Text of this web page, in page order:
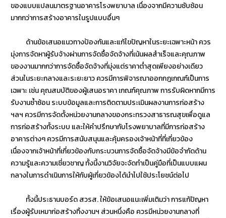
ของแบบแปลนมาตรฐานอาคารโรงพยาบาล เนื่องจากมีความซับซ้อน
มากกว่าการสร้างอาคารในรูปแบบอื่นๆ
ด้านข้อเสนอแนวทางป้องกันและแก้ไขปัญหาในระยะเฉพาะหน้า ควร
มุ่งการจัดหาผู้รับจ้างผ่านการจัดซื้อจัดจ้างที่เน้นผลสำเร็จและคุณภาพ
ของงานมากกว่าการจัดซื้อจัดจ้างที่มุ่งแต่ราคาต่ำสุดเพียงอย่างเดียว
ส่วนในระยะกลางและระยะยาว ควรมีการพิจารณาออกกฎเกณฑ์เป็นการ
เฉพาะ เช่น คุณสมบัติของผู้เสนอราคา เกณฑ์คุณภาพ การรับผิดหากมีการ
รับงานซ้ำซ้อน ระบบข้อมูลและการติดตามประเมินผลงานการก่อสร้าง
ฯลฯ ควรมีการจัดตั้งหน่วยงานกลางของกระทรวงสาธารณสุขเพื่อดูแล
การก่อสร้างทั้งระบบ และให้คำปรึกษากับโรงพยาบาลที่มีการก่อสร้าง
อาคารต่างๆ ควรมีการสนับสนุนและคุ้มครองเจ้าหน้าที่ที่เกี่ยวข้อง
เนื่องจากเจ้าหน้าที่เกี่ยวข้องกับกระบวนการจัดซื้อจัดจ้างมีข้อจำกัดด้าน
ความรู้และความเชี่ยวชาญ ทั้งนี้งานวิจัยจะจัดทำเป็นคู่มือที่เป็นแบบแผน
กลางในการดำเนินการให้กับผู้เกี่ยวข้องได้นำไปใช้ประโยชน์ต่อไป
ทั้งนี้ประธานบอร์ด สวรส. ให้ข้อเสนอแนะเพิ่มเติมว่า การแก้ปัญหา
เรื่องผู้รับเหมาก่อสร้างทิ้งงานฯ ส่วนหนึ่งคือ ควรมีหน่วยงานกลางที่